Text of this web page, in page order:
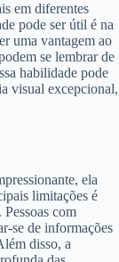
em diferentes
pode ser útil é na
uma vantagem ao
se lembrar de
habilidade pode
visual excepcional,
ela
limitações é
com
se de informações
disso, a